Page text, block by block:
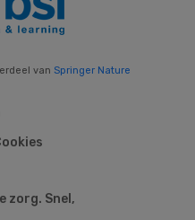
van Springer Nature
zorg. Snel,